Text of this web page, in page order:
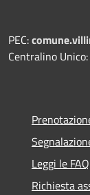
PEC:
Centralino
Leggi le FAQ
Richiesta